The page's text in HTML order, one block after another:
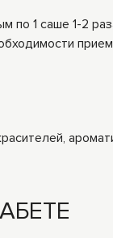
1 саше 1-2